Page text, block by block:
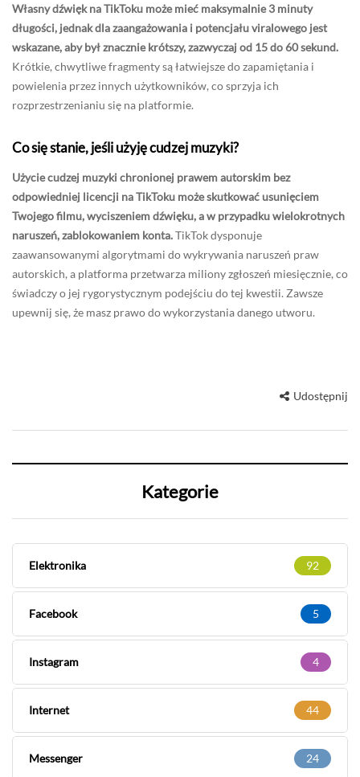
Własny dźwięk na TikToku może mieć maksymalnie 3 minuty
długości, jednak dla zaangażowania i potencjału viralowego jest
wskazane, aby był znacznie krótszy, zazwyczaj od 15 do 60 sekund.
Krótkie, chwytliwe fragmenty są łatwiejsze do zapamiętania i
powielenia przez innych użytkowników, co sprzyja ich
rozprzestrzenianiu się na platformie.
Co się stanie, jeśli użyję cudzej muzyki?
Użycie cudzej muzyki chronionej prawem autorskim bez
odpowiedniej licencji na TikToku może skutkować usunięciem
Twojego filmu, wyciszeniem dźwięku, a w przypadku wielokrotnych
naruszeń, zablokowaniem konta.TikTok dysponuje
zaawansowanymi algorytmami do wykrywania naruszeń praw
autorskich, a platforma przetwarza miliony zgłoszeń miesięcznie, co
świadczy o jej rygorystycznym podejściu do tej kwestii. Zawsze
upewnij się, że masz prawo do wykorzystania danego utworu.
Udostępnij
Kategorie
Elektronika 92
Facebook 5
Instagram 4
Internet 44
Messenger 24